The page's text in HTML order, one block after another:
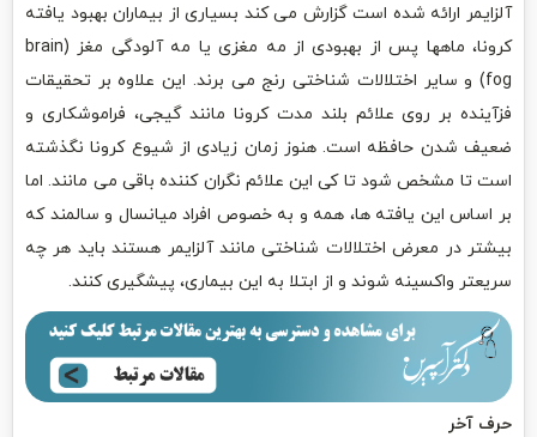
آلزایمر ارائه شده است گزارش می کند بسیاری از بیماران بهبود یافته
کرونا، ماهها پس از بهبودی از مه مغزی یا مه آلودگی مغز (brain
fog) و سایر اختلالات شناختی رنج می برند. این علاوه بر تحقیقات
فزآینده بر روی علائم بلند مدت کرونا مانند گیجی، فراموشکاری و
ضعیف شدن حافظه است. هنوز زمان زیادی از شیوع کرونا نگذشته
است تا مشخص شود تا کی این علائم نگران کننده باقی می مانند. اما
بر اساس این یافته ها، همه و به خصوص افراد میانسال و سالمند که
بیشتر در معرض اختلالات شناختی مانند آلزایمر هستند باید هر چه
سریعتر واکسینه شوند و از ابتلا به این بیماری، پیشگیری کنند.
حرف آخر